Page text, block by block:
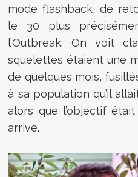
mode flashback, de
le 30 plus
l’Outbreak. On voit
squelettes étaient une
de quelques mois,
à sa population qu’il
alors que l’objectif
arrive.